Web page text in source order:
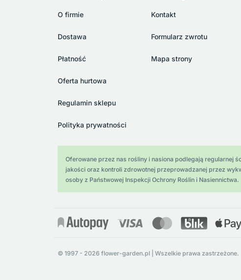
O firmie
Dostawa
Płatność
Oferta hurtowa
Regulamin sklepu
Polityka prywatności
Kontakt
Formularz zwrotu
Mapa strony
Oferowane przez nas rośliny i nasiona podlegają regularnej
jakości oraz kontroli zdrowotnej przeprowadzanej przez
osoby z Państwowej Inspekcji Ochrony Roślin i Nasiennictwa.
© 1997 - 2026 flower-garden.pl | Wszelkie prawa zastrzeżone.